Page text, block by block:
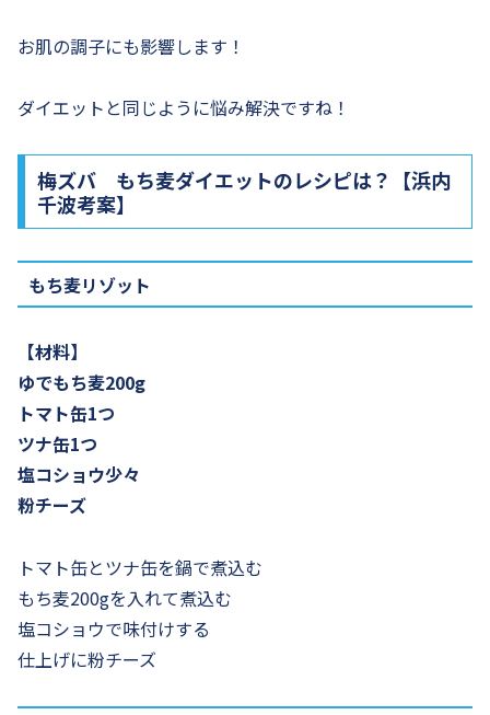
お肌の調子にも影響します！
ダイエットと同じように悩み解決ですね！
梅ズバ もち麦ダイエットのレシピは？【浜内
千波考案】
もち麦リゾット
【材料】
ゆでもち麦200g
トマト缶1つ
ツナ缶1つ
塩コショウ少々
粉チーズ
トマト缶とツナ缶を鍋で煮込む
もち麦200gを入れて煮込む
塩コショウで味付けする
仕上げに粉チーズ